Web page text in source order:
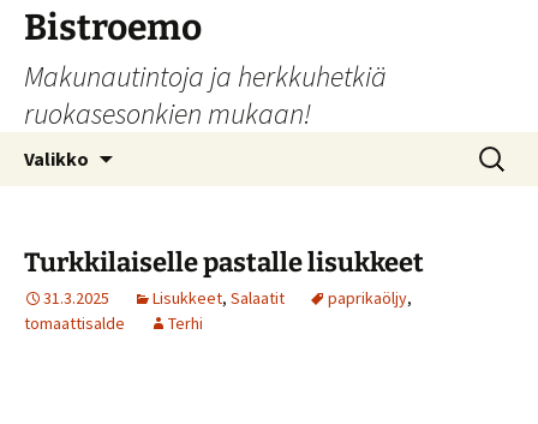
Siirry
sisältöön
Bistroemo
Makunautintoja ja herkkuhetkiä
ruokasesonkien mukaan!
Valikko Haku:
Turkkilaiselle pastalle lisukkeet
31.3.2025 Lisukkeet, Salaatit paprikaöljy,
tomaattisalde
Terhi